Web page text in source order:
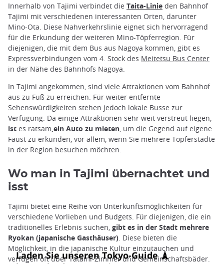
Innerhalb von Tajimi verbindet die Taita-Linie den Bahnhof
Tajimi mit verschiedenen interessanten Orten, darunter
Mino-Ota. Diese Nahverkehrslinie eignet sich hervorragend
für die Erkundung der weiteren Mino-Töpferregion. Für
diejenigen, die mit dem Bus aus Nagoya kommen, gibt es
Expressverbindungen vom 4. Stock des Meitetsu Bus Center
in der Nähe des Bahnhofs Nagoya.
In Tajimi angekommen, sind viele Attraktionen vom Bahnhof
aus zu Fuß zu erreichen. Für weiter entfernte
Sehenswürdigkeiten stehen jedoch lokale Busse zur
Verfügung. Da einige Attraktionen sehr weit verstreut liegen,
ist es ratsam ein Auto zu mieten , um die Gegend auf eigene
Faust zu erkunden, vor allem, wenn Sie mehrere Töpferstädte
in der Region besuchen möchten.
Wo man in Tajimi übernachtet und
isst
Tajimi bietet eine Reihe von Unterkunftsmöglichkeiten für
verschiedene Vorlieben und Budgets. Für diejenigen, die ein
traditionelles Erlebnis suchen, gibt es in der Stadt mehrere
Ryokan (japanische Gasthäuser) . Diese bieten die
Möglichkeit, in die japanische Kultur einzutauchen und
verfügen oft über Tatami-Zimmer und Gemeinschaftsbäder.